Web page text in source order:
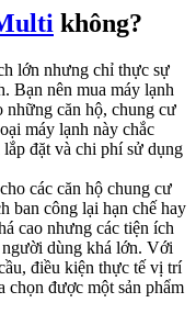
không?
lớn nhưng chỉ thực sự
Bạn nên mua máy lạnh
những căn hộ, chung cư
máy lạnh này chắc
đặt và chi phí sử dụng
các căn hộ chung cư
ban công lại hạn chế hay
cao nhưng các tiện ích
dùng khá lớn. Với
điều kiện thực tế vị trí
chọn được một sản phẩm